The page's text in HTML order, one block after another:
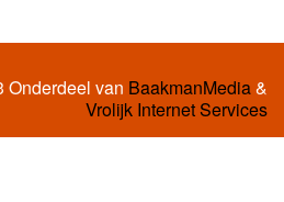
Onderdeel van BaakmanMedia&
Vrolijk Internet Services